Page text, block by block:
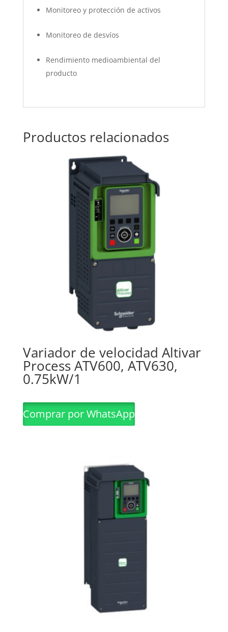
Monitoreo y protección de activos
Monitoreo de desvíos
Rendimiento medioambiental del
producto
Productos relacionados
Variador de velocidad Altivar
Process ATV600, ATV630,
0.75kW/1
Comprar por WhatsApp